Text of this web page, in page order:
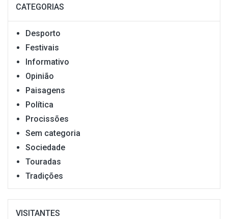
CATEGORIAS
Desporto
Festivais
Informativo
Opinião
Paisagens
Política
Procissões
Sem categoria
Sociedade
Touradas
Tradições
VISITANTES